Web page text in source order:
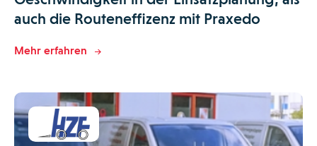
auch die Routeneffizenz mit Praxedo
Mehr erfahren